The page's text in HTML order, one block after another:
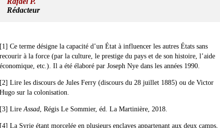
Rédacteur
[1] Ce terme désigne la capacité d’un État à influencer les autres États sans
recourir à la force (par la culture, le prestige du pays et de son histoire, l’aide
économique, etc.). Il a été élaboré par Joseph Nye dans les années 1990.
[2] Lire les discours de Jules Ferry (discours du 28 juillet 1885) ou de Victor
Hugo sur la colonisation.
[3] LireAssad, Régis Le Sommier, éd. La Martinière, 2018.
[4] La Syrie étant morcelée en plusieurs enclaves appartenant aux deux camps,